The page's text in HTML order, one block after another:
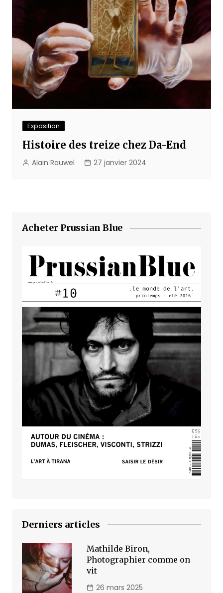
Exposition
Histoire des treize chez Da-End
Alain Rauwel 27 janvier 2024
Acheter Prussian Blue
Derniers articles
Mathilde Biron,
Photographier comme on
vit
26 mars 2025